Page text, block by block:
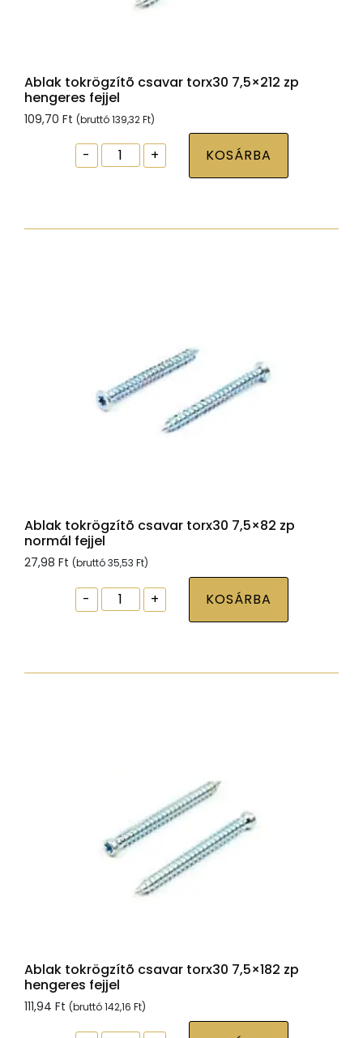
Ablak tokrögzítõ csavar torx30 7,5×212 zp
hengeres fejjel
109,70 Ft (bruttó139,32Ft)
-
Ablak
tokrögzítõ
7,5x212
+ KOSÁRBA
Ablak tokrögzítõ csavar torx30 7,5×82 zp
normál fejjel
27,98 Ft (bruttó35,53 Ft)
-
Ablak
tokrögzítõ
7,5x82
+ KOSÁRBA
Ablak tokrögzítõ csavar torx30 7,5×182 zp
hengeres fejjel
111,94 Ft (bruttó142,16 Ft)